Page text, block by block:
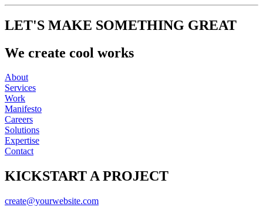
LET'S MAKE SOMETHING GREAT
We create cool works
About
Services
Work
Manifesto
Careers
Solutions
Expertise
Contact
KICKSTART A PROJECT
create@yourwebsite.com